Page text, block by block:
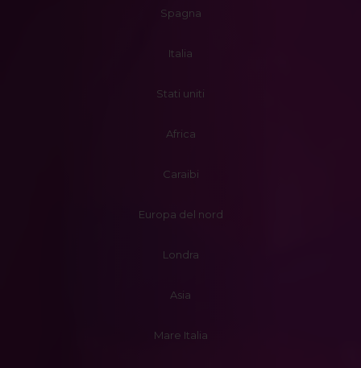
Spagna
Italia
Stati uniti
Africa
Caraibi
Europa del nord
Londra
Asia
Mare Italia